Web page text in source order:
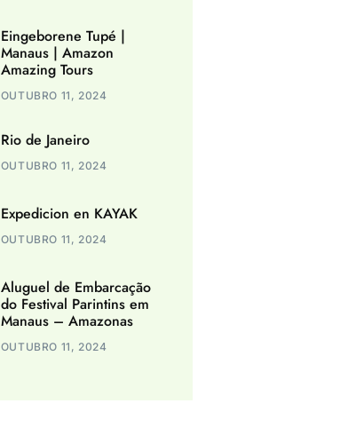
Eingeborene Tupé |
Manaus | Amazon
Amazing Tours
OUTUBRO 11, 2024
Rio de Janeiro
OUTUBRO 11, 2024
Expedicion en KAYAK
OUTUBRO 11, 2024
Aluguel de Embarcação
do Festival Parintins em
Manaus – Amazonas
OUTUBRO 11, 2024